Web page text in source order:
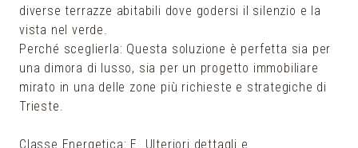
diverse terrazze abitabili dove godersi il silenzio e la
vista nel verde.
Perché sceglierla: Questa soluzione è perfetta sia per
una dimora di lusso, sia per un progetto immobiliare
mirato in una delle zone più richieste e strategiche di
Trieste.
Classe Energetica: E. Ulteriori dettagli e